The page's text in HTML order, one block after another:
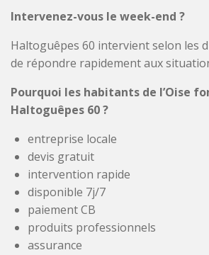
Intervenez-vous le week-end ?
Haltoguêpes 60 intervient selon les
de répondre rapidement aux
Pourquoi les habitants de l’Oise
Haltoguêpes 60 ?
entreprise locale
devis gratuit
intervention rapide
disponible 7j/7
paiement CB
produits professionnels
assurance